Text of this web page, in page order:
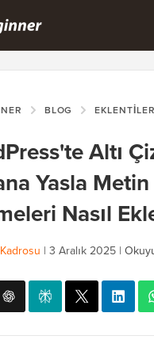
BLOG EKLENTILER
Altı
Yasla Metin
Nasıl
| 3 Aralık 2025 |